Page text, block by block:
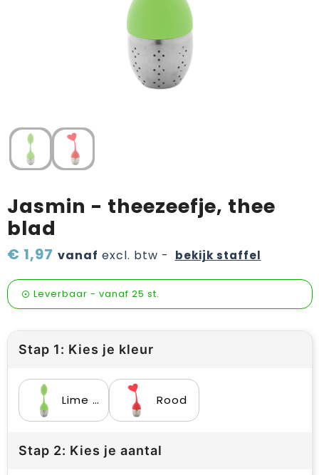
Verzorging & welness
Sinterklaas artikelen
Wijn, bier en proeverij
Zomerpakketten
Jasmin - theezeefje, thee
blad
€ 1,97 vanaf excl. btw - bekijk staffel
Leverbaar - vanaf 25 st.
Stap 1: Kies je kleur
Lime groen Rood
Stap 2: Kies je aantal